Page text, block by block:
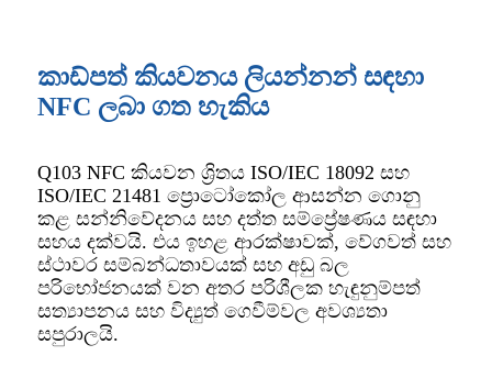
කාඩ්පත් කියවනය ලියන්නන් සඳහා
NFC ලබා ගත හැකිය
Q103 NFC කියවන ශ්‍රිතය ISO/IEC 18092 සහ
ISO/IEC 21481 ප්‍රොටෝකෝල ආසන්න ගොනු
කළ සන්නිවේදනය සහ දත්ත සම්ප්‍රේෂණය සඳහා
සහය දක්වයි. එය ඉහළ ආරක්ෂාවක්, වේගවත් සහ
ස්ථාවර සම්බන්ධතාවයක් සහ අඩු බල
පරිභෝජනයක් වන අතර පරිශීලක හැඳුනුම්පත්
සත්‍යාපනය සහ විද්‍යුත් ගෙවීම්වල අවශ්‍යතා
සපුරාලයි.